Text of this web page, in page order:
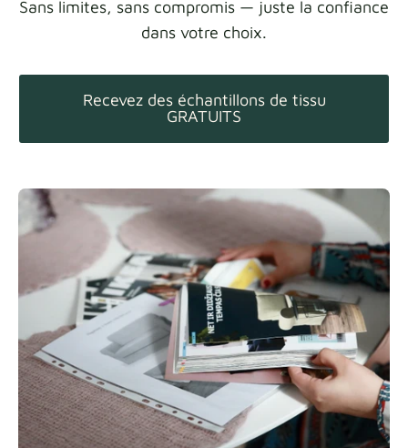
Sans limites, sans compromis — juste la confiance
dans votre choix.
Recevez des échantillons de tissu
GRATUITS